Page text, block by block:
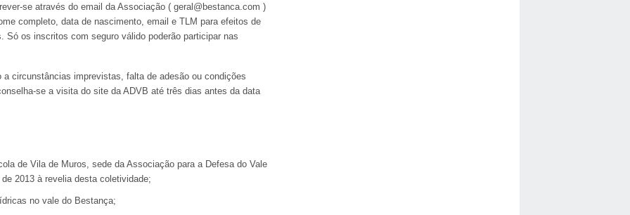
se através do email da Associação ( geral@bestanca.com )
completo, data de nascimento, email e TLM para efeitos de
Só os inscritos com seguro válido poderão participar nas
circunstâncias imprevistas, falta de adesão ou condições
se a visita do site da ADVB até três dias antes da data
de Vila de Muros, sede da Associação para a Defesa do Vale
2013 à revelia desta coletividade;
no vale do Bestança;